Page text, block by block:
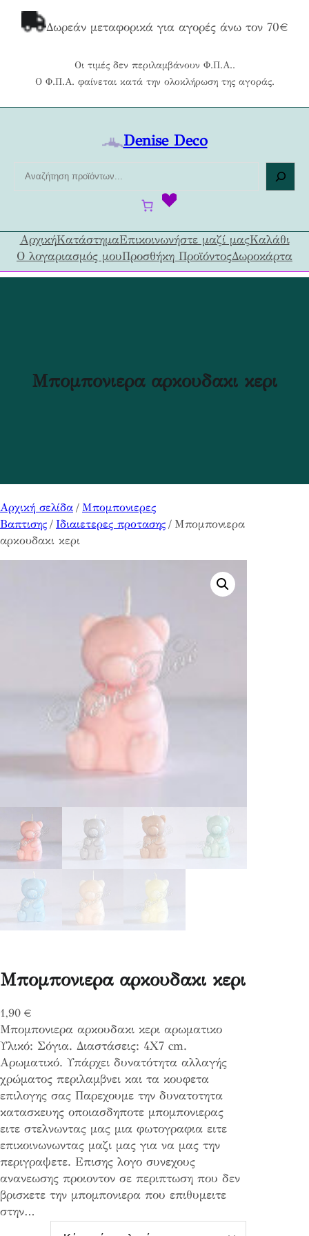
Δωρεάν μεταφορικά για αγορές άνω τον 70€
Οι τιμές δεν περιλαμβάνουν Φ.Π.Α..
Ο Φ.Π.Α. φαίνεται κατά την ολοκλήρωση της αγοράς.
Denise Deco
ή
τ
η
ΑρχικήΚατάστημαΕπικοινωνήστε μαζί μαςΚαλάθι
Ο λογαριασμός μουΠροσθήκη ΠροϊόντοςΔωροκάρτα
Μπομπονιερα αρκουδακι κερι
Αρχική σελίδα / Μπομπονιερες
Βαπτισης / Ιδιαιετερες προτασης / Μπομπονιερα
αρκουδακι κερι
Μπομπονιερα αρκουδακι κερι
1,90 €
Μπομπονιερα αρκουδακι κερι αρωματικο
Υλικό: Σόγια. Διαστάσεις: 4Χ7 cm.
Αρωματικό. Υπάρχει δυνατότητα αλλαγής
χρώματος περιλαμβνει και τα κουφετα
επιλογης σας Παρεχουμε την δυνατοτητα
κατασκευης οποιασδηποτε μπομπονιερας
ειτε στελνωντας μας μια φωτογραφια ειτε
επικοινωνωντας μαζι μας για να μας την
περιγραψετε. Επισης λογο συνεχους
ανανεωσης προιοντον σε περιπτωση που δεν
βρισκετε την μπομπονιερα που επιθυμειτε
στην…